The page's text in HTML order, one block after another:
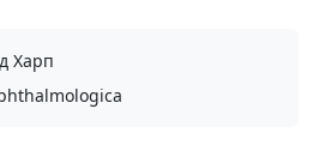
Харп